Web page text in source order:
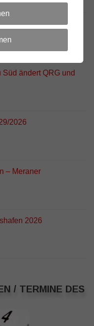
APRS Digi
Süd ändert QRG und
2026
– Meraner
2026
/ TERMINE DES